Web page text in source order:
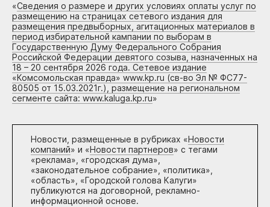
«Сведения о размере и других условиях оплаты услуг по
размещению на страницах сетевого издания для
размещения предвыборных, агитационных материалов в
период избирательной кампании по выборам в
Государственную Думу Федерального Собрания
Российской Федерации девятого созыва, назначенных на
18 – 20 сентября 2026 года. Сетевое издание
«Комсомольская правда» www.kp.ru (св-во Эл № ФС77-
80505 от 15.03.2021г.), размещение на региональном
сегменте сайта: www.kaluga.kp.ru»
Новости, размещенные в рубриках «Новости
компаний» и «Новости партнеров» с тегами
«реклама», «городская дума»,
«законодательное собрание», «политика»,
«область», «Городской голова Калуги»
публикуются на договорной, рекламно-
информационной основе.